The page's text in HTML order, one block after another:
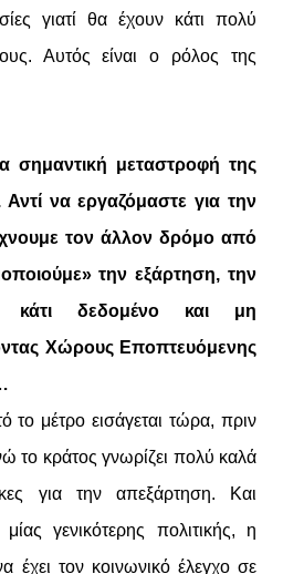
γιατί θα έχουν κάτι πολύ
Αυτός είναι ο ρόλος της
σημαντική μεταστροφή της
Αντί να εργαζόμαστε για την
τον άλλον δρόμο από
την εξάρτηση, την
κάτι δεδομένο και μη
Χώρους Εποπτευόμενης
το μέτρο εισάγεται τώρα, πριν
το κράτος γνωρίζει πολύ καλά
για την απεξάρτηση. Και
γενικότερης πολιτικής, η
έχει τον κοινωνικό έλεγχο σε